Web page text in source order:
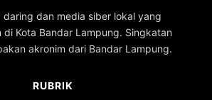
daring dan media siber lokal yang
Kota Bandar Lampung. Singkatan
akronim dari Bandar Lampung.
RUBRIK